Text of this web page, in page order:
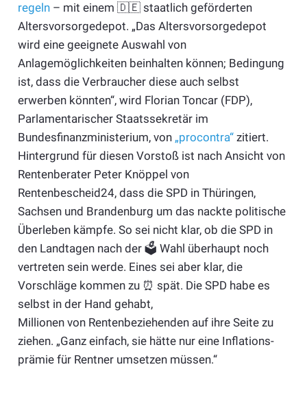
regeln– mit einem 🇩🇪 staatlich geförderten
Altersvorsorgedepot. „Das Altersvorsorgedepot
wird eine geeignete Auswahl von
Anlagemöglichkeiten beinhalten können; Bedingung
ist, dass die Verbraucher diese auch selbst
erwerben könnten“, wird Florian Toncar (FDP),
Parlamentarischer Staatssekretär im
Bundesfinanzministerium, von „procontra“zitiert.
Hintergrund für diesen Vorstoß ist nach Ansicht von
Rentenberater Peter Knöppel von
Rentenbescheid24, dass die SPD in Thüringen,
Sachsen und Brandenburg um das nackte politische
Überleben kämpfe. So sei nicht klar, ob die SPD in
den Landtagen nach der 🗳️ Wahl überhaupt noch
vertreten sein werde. Eines sei aber klar, die
Vorschläge kommen zu ⏰ spät. Die SPD habe es
selbst in der Hand gehabt,
Millionen von Renten­beziehenden auf ihre Seite zu
ziehen. „Ganz einfach, sie hätte nur eine Inflations­
prämie für Rentner umsetzen müssen.“